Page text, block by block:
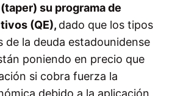
su programa de
(QE), dado que los tipos
de la deuda estadounidense
poniendo en precio que
si cobra fuerza la
debido a la aplicación